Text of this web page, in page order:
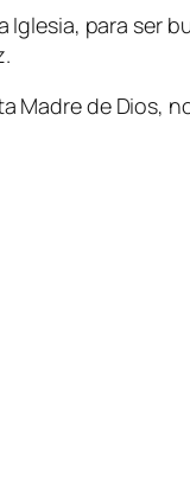
Iglesia, para ser
Madre de Dios,